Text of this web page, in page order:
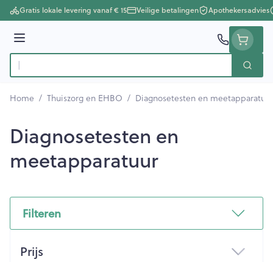
Ga naar de inhoud
Gratis lokale levering vanaf € 15 Veilige betalingen Apothekersadvies
Menu
Product, merk, categorie...
Zoek
Home / Thuiszorg en EHBO / Diagnosetesten en meetapparatuur
Diagnosetesten en
meetapparatuur
Filteren
Prijs